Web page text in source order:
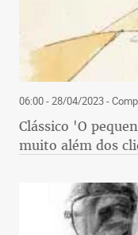
06:00 - 28/04/2023-
Clássico 'O
muito além dos